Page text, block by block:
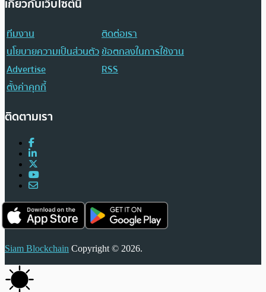
เกี่ยวกับเว็บไซต์นี้
ทีมงาน
ติดต่อเรา
นโยบายความเป็นส่วนตัวข้อตกลงในการใช้งาน
Advertise
RSS
ตั้งค่าคุกกี้
ติดตามเรา
Siam Blockchain Copyright © 2026.